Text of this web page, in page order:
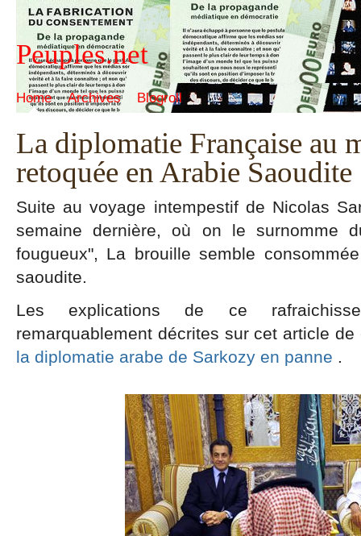
Peuples.net
Home Archives Blogroll
La diplomatie Française au
retoquée en Arabie Saoudite
Suite au voyage intempestif de Nicolas
semaine dernière, où on le surnomme
fougueux", La brouille semble
saoudite.
Les explications de ce
remarquablement décrites sur cet article
la diplomatie arabe de Sarkozy en panne .